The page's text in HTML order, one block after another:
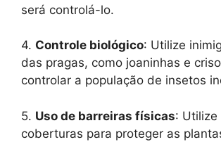
será controlá-lo.
4. Controle biológico: Utilize
das pragas, como joaninhas e
controlar a população de insetos
5. Uso de barreiras físicas: Utilize
coberturas para proteger as